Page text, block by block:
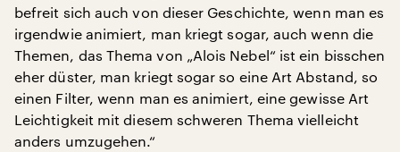
befreit sich auch von dieser Geschichte, wenn man es
irgendwie animiert, man kriegt sogar, auch wenn die
Themen, das Thema von „Alois Nebel“ ist ein bisschen
eher düster, man kriegt sogar so eine Art Abstand, so
einen Filter, wenn man es animiert, eine gewisse Art
Leichtigkeit mit diesem schweren Thema vielleicht
anders umzugehen.“